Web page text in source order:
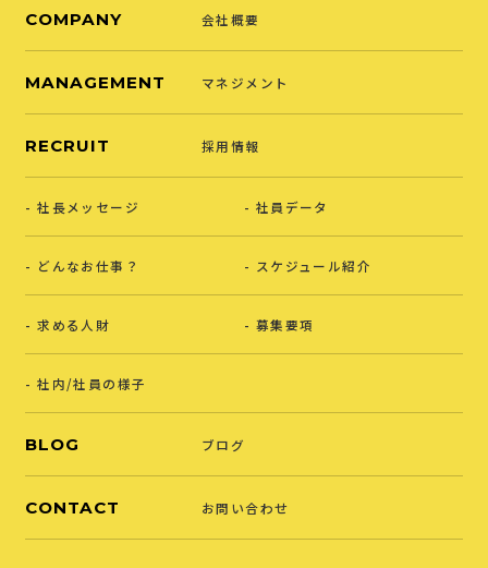
COMPANY 会社概要
MANAGEMENT マネジメント
RECRUIT 採用情報
社長メッセージ
どんなお仕事？
求める人財
社内/社員の様子
社員データ
スケジュール紹介
募集要項
BLOG ブログ
CONTACT お問い合わせ